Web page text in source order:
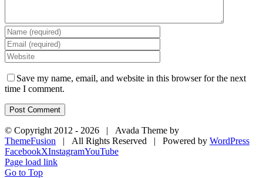
Save my name, email, and website in this browser for the next
time I comment.
© Copyright 2012 - 2026 | Avada Theme by
ThemeFusion | All Rights Reserved | Powered by WordPress
FacebookXInstagramYouTube
Page load link
Go to Top